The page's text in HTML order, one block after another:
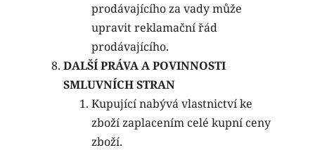
prodávajícího za vady může
upravit reklamační řád
prodávajícího.
DALŠÍ PRÁVA A POVINNOSTI
SMLUVNÍCH STRAN
Kupující nabývá vlastnictví ke
zboží zaplacením celé kupní ceny
zboží.